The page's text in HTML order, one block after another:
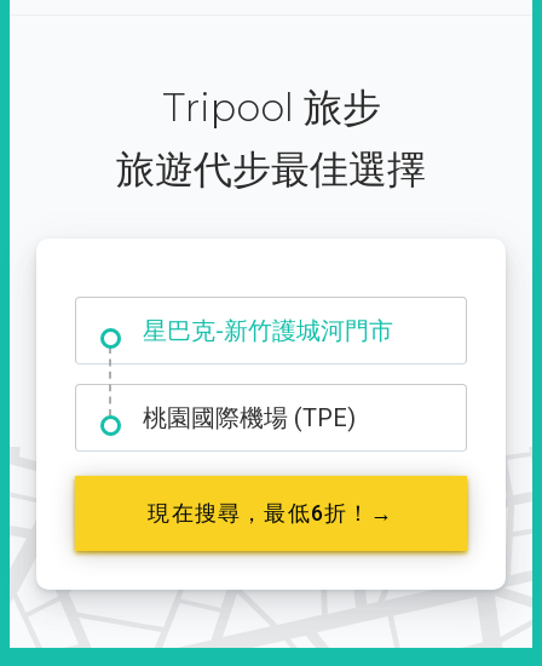
Tripool 旅步
旅遊代步最佳選擇
星巴克-新竹護城河門市
大霸尖山登山口
桃園國際機場 (TPE)
現在搜尋，最低6折！→